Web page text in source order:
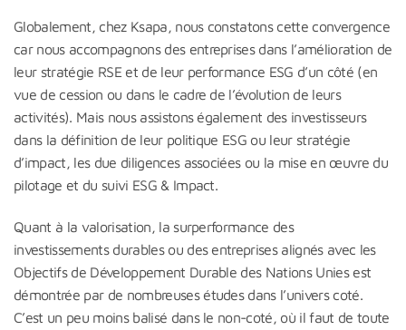
Globalement, chez Ksapa, nous constatons cette convergence
car nous accompagnons des entreprises dans l’amélioration de
leur stratégie RSE et de leur performance ESG d’un côté (en
vue de cession ou dans le cadre de l’évolution de leurs
activités). Mais nous assistons également des investisseurs
dans la définition de leur politique ESG ou leur stratégie
d’impact, les due diligences associées ou la mise en œuvre du
pilotage et du suivi ESG & Impact.
Quant à la valorisation, la surperformance des
investissements durables ou des entreprises alignés avec les
Objectifs de Développement Durable des Nations Unies est
démontrée par de nombreuses études dans l’univers coté.
C’est un peu moins balisé dans le non-coté, où il faut de toute